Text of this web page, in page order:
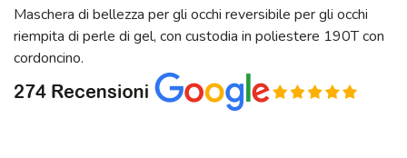
Maschera di bellezza per gli occhi reversibile per gli occhi
riempita di perle di gel, con custodia in poliestere 190T con
cordoncino.